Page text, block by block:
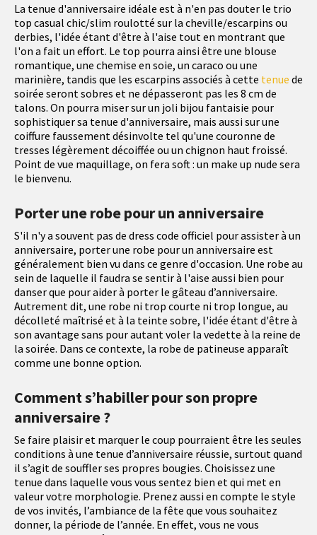
La tenue d'anniversaire idéale est à n'en pas douter le trio
top casual chic/slim roulotté sur la cheville/escarpins ou
derbies, l'idée étant d'être à l'aise tout en montrant que
l'on a fait un effort. Le top pourra ainsi être une blouse
romantique, une chemise en soie, un caraco ou une
marinière, tandis que les escarpins associés à cette tenue de
soirée seront sobres et ne dépasseront pas les 8 cm de
talons. On pourra miser sur un joli bijou fantaisie pour
sophistiquer sa tenue d'anniversaire, mais aussi sur une
coiffure faussement désinvolte tel qu'une couronne de
tresses légèrement décoiffée ou un chignon haut froissé.
Point de vue maquillage, on fera soft : un make up nude sera
le bienvenu.
Porter une robe pour un anniversaire
S'il n'y a souvent pas de dress code officiel pour assister à un
anniversaire, porter une robe pour un anniversaire est
généralement bien vu dans ce genre d'occasion. Une robe au
sein de laquelle il faudra se sentir à l'aise aussi bien pour
danser que pour aider à porter le gâteau d’anniversaire.
Autrement dit, une robe ni trop courte ni trop longue, au
décolleté maîtrisé et à la teinte sobre, l'idée étant d'être à
son avantage sans pour autant voler la vedette à la reine de
la soirée. Dans ce contexte, la robe de patineuse apparaît
comme une bonne option.
Comment s’habiller pour son propre
anniversaire ?
Se faire plaisir et marquer le coup pourraient être les seules
conditions à une tenue d’anniversaire réussie, surtout quand
il s’agit de souffler ses propres bougies. Choisissez une
tenue dans laquelle vous vous sentez bien et qui met en
valeur votre morphologie. Prenez aussi en compte le style
de vos invités, l’ambiance de la fête que vous souhaitez
donner, la période de l’année. En effet, vous ne vous